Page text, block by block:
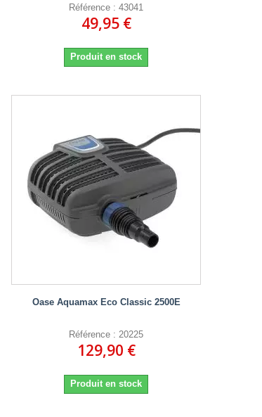
Référence : 43041
49,95 €
Produit en stock
Oase Aquamax Eco Classic 2500E
Référence : 20225
129,90 €
Produit en stock